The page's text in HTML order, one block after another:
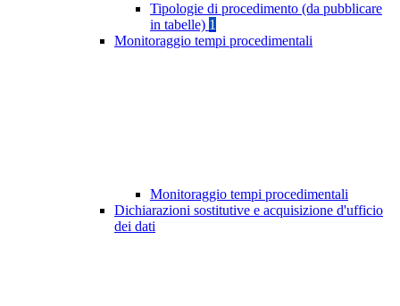
Tipologie di procedimento (da pubblicare
in tabelle) 1
Monitoraggio tempi procedimentali
Monitoraggio tempi procedimentali
Dichiarazioni sostitutive e acquisizione d'ufficio
dei dati